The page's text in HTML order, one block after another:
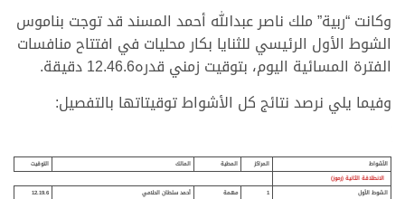
وكانت “ربية” ملك ناصر عبدالله أحمد المسند قد توجت بناموس
الشوط الأول الرئيسي للثنايا بكار محليات في افتتاح منافسات
الفترة المسائية اليوم، بتوقيت زمني قدره12.46.6 دقيقة.
وفيما يلي نرصد نتائج كل الأشواط توقيتاتها بالتفصيل:
الأشواط المراكز المطية المالك
التوقيت
الانطلاقة الثانية (رموز)
الشوط الأول
1 مهمة أحمد سلطان الحلامي
12.19.6